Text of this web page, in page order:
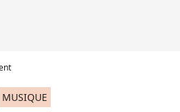
MUSIQUE